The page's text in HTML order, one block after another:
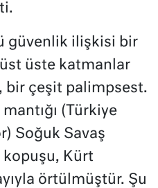
güvenlik ilişkisi bir
üst üste katmanlar
bir çeşit palimpsest.
(Türkiye
Soğuk Savaş
kopuşu, Kürt
örtülmüştür. Şu